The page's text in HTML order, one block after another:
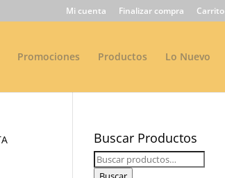
Mi cuenta Finalizar compra Carrito
Promociones Productos Lo Nuevo
Buscar Productos
Buscar
por: